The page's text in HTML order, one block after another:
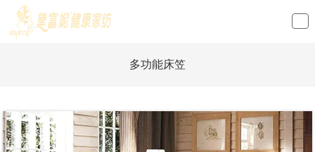
loading
多功能床笠